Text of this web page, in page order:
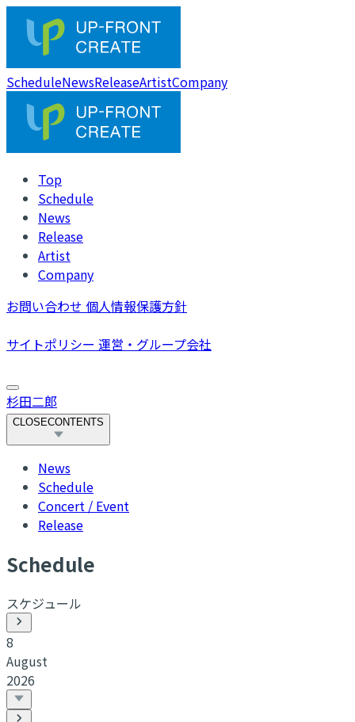
ScheduleNewsReleaseArtistCompany
Top
Schedule
News
Release
Artist
Company
お問い合わせ 個人情報保護方針
サイトポリシー 運営・グループ会社
杉田二郎
CLOSECONTENTS
News
Schedule
Concert / Event
Release
Schedule
スケジュール
8
August
2026